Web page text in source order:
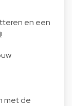
en een
met de